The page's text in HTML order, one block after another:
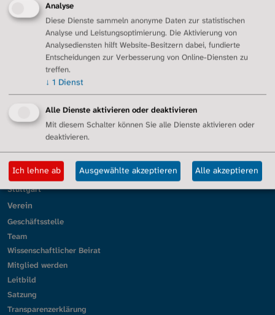
Übersicht
Berlin/Brandenburg
Erftstadt/Euskirchen
Essen/Duisburg
Gütersloh/Ostwestfalen
Köln
Lörrach und Südbaden
München
Ober-/Mittel-/Unterfranken
Stuttgart
Verein
Geschäftsstelle
Team
Wissenschaftlicher Beirat
Mitglied werden
Leitbild
Satzung
Transparenzerklärung
Analyse
Diese Dienste sammeln anonyme Daten zur statistischen
Analyse und Leistungsoptimierung. Die Aktivierung von
Analysediensten hilft Website-Besitzern dabei, fundierte
Entscheidungen zur Verbesserung von Online-Diensten zu
treffen.
↓ 1 Dienst
Alle Dienste aktivieren oder deaktivieren
Mit diesem Schalter können Sie alle Dienste aktivieren oder
deaktivieren.
Ich lehne ab Ausgewählte akzeptieren Alle akzeptieren